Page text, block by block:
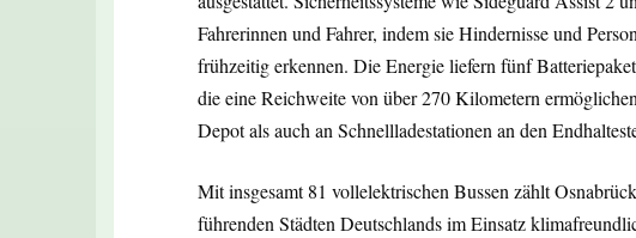
Fahrerinnen und Fahrer, indem sie Hindernisse und
frühzeitig erkennen. Die Energie liefern fünf
die eine Reichweite von über 270 Kilometern
Depot als auch an Schnellladestationen an den
Mit insgesamt 81 vollelektrischen Bussen zählt
führenden Städten Deutschlands im Einsatz